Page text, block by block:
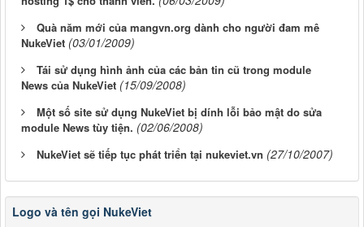
Quà năm mới của mangvn.org dành cho người đam mê
NukeViet (03/01/2009)
Tái sử dụng hình ảnh của các bản tin cũ trong module
News của NukeViet (15/09/2008)
Một số site sử dụng NukeViet bị dính lỗi bảo mật do sửa
module News tùy tiện. (02/06/2008)
NukeViet sẽ tiếp tục phát triển tại nukeviet.vn (27/10/2007)
Logo và tên gọi NukeViet